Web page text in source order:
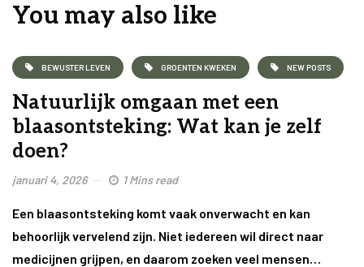
You may also like
BEWUSTER LEVEN GROENTEN KWEKEN NEW POSTS
Natuurlijk omgaan met een
blaasontsteking: Wat kan je zelf
doen?
januari 4, 2026 1 Mins read
Een blaasontsteking komt vaak onverwacht en kan
behoorlijk vervelend zijn. Niet iedereen wil direct naar
medicijnen grijpen, en daarom zoeken veel mensen…